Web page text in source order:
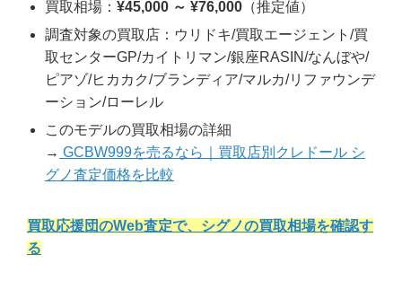
買取相場： ¥45,000 ～ ¥76,000 （推定値）
調査対象の買取店：ウリドキ/買取エージェント/買
取センターGP/カイトリマン/銀座RASIN/なんぼや/
ピアゾ/ヒカカク/ブランディア/マルカ/リファウンデ
ーション/ローレル
このモデルの買取相場の詳細
→ GCBW999を売るなら｜買取店別クレドール シ
グノ査定価格を比較
買取応援団のWeb査定で、シグノの買取相場を確認す
る